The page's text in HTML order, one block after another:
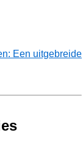
Een uitgebreide